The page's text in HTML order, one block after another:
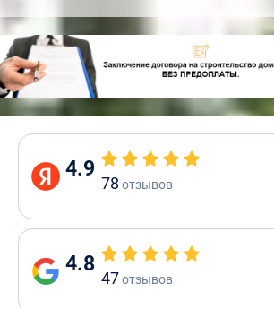
4.9
78 отзывов
4.8
47отзывов